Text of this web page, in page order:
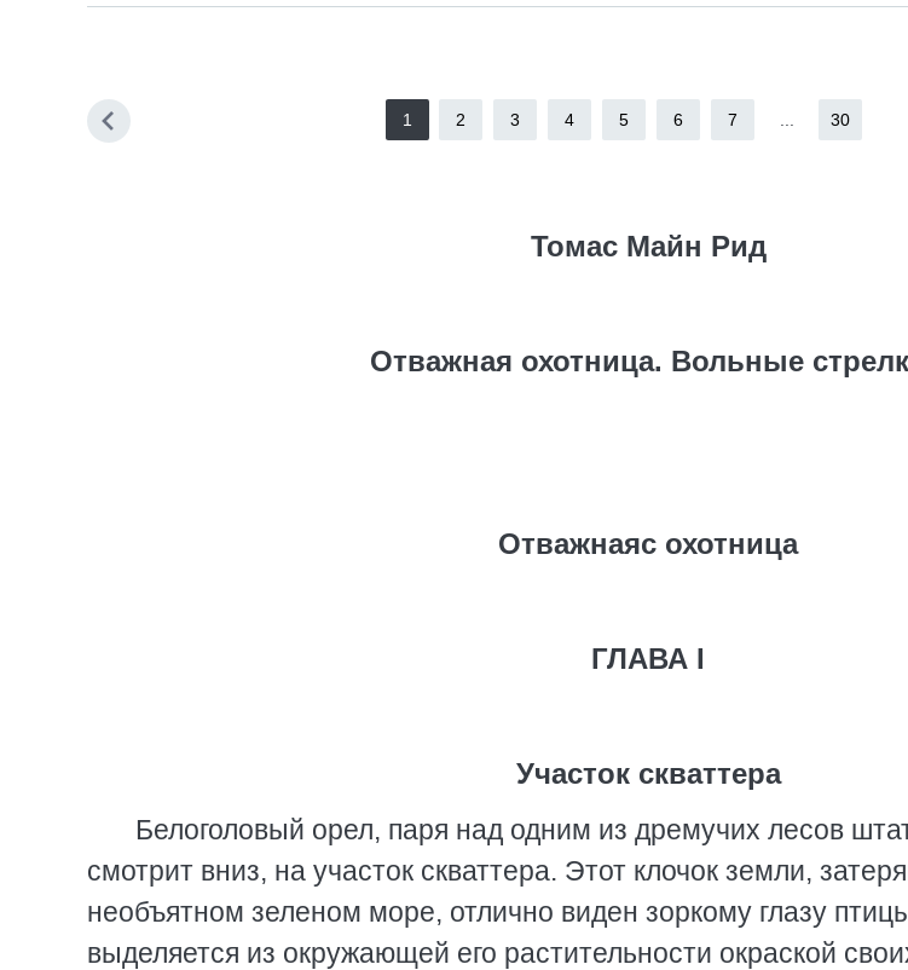
1 2 3 4 5 6 7 30
Томас Майн Рид
Отважная охотница. Вольные
Отважнаяс охотница
ГЛАВА I
Участок скваттера
Белоголовый орел, паря над одним из дремучих лесов
смотрит вниз, на участок скваттера. Этот клочок земли,
необъятном зеленом море, отлично виден зоркому глазу
выделяется из окружающей его растительности окраской